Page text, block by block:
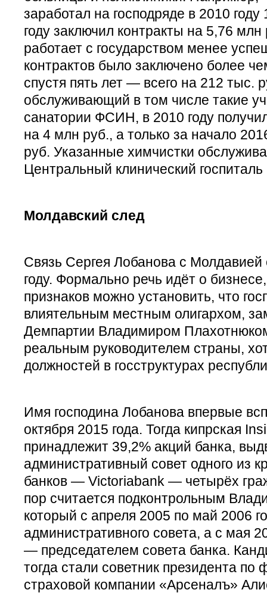
заработал на господряде в 2010
году заключил контракты на 5,76
работает с государством менее
контрактов было заключено более
спустя пять лет — всего на 212 тыс.
обслуживающий в том числе такие
санатории ФСИН, в 2010 году
на 4 млн руб., а только за начало
руб. Указанные химчистки
Центральный клинический
Молдавский след
Связь Сергея Лобанова с
году. Формально речь идёт о
признаков можно установить, что
влиятельным местным олигархом,
Демпартии Владимиром
реальным руководителем страны,
должностей в госструктурах
Имя господина Лобанова впервые
октября 2015 года. Тогда кипрская
принадлежит 39,2% акций банка,
административный совет одного из
банков — Victoriabank — четырёх
пор считается подконтрольным
который с апреля 2005 по май 2006
административного совета, а с мая
— председателем совета банка.
тогда стали советник президента
страховой компании «Арсеналъ»